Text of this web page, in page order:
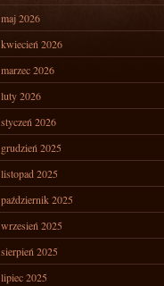
maj 2026
kwiecień 2026
marzec 2026
luty 2026
styczeń 2026
grudzień 2025
listopad 2025
październik 2025
wrzesień 2025
sierpień 2025
lipiec 2025